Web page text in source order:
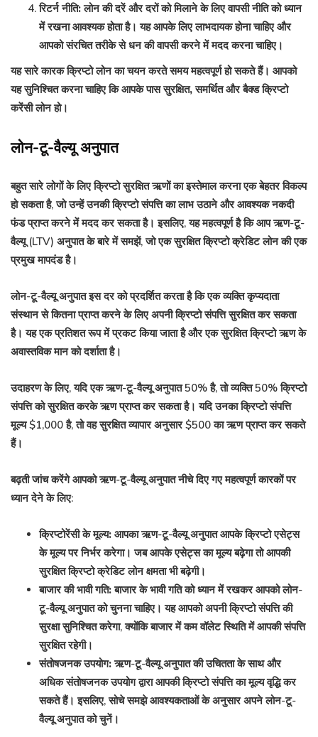
रिटर्न नीति:लोन की दरें और दरों को मिलाने के लिए वापसी नीति को ध्यान
में रखना आवश्यक होता है। यह आपके लिए लाभदायक होना चाहिए और
आपको संरचित तरीके से धन की वापसी करने में मदद करना चाहिए।
यह सारे कारक क्रिप्टो लोन का चयन करते समय महत्वपूर्ण हो सकते हैं। आपको
यह सुनिश्चित करना चाहिए कि आपके पास सुरक्षित, समर्थित और बैक्ड क्रिप्टो
करेंसी लोन हो।
लोन-टू-वैल्यू अनुपात
बहुत सारे लोगों के लिए क्रिप्टो सुरक्षित ऋणों का इस्तेमाल करना एक बेहतर विकल्प
हो सकता है, जो उन्हें उनकी क्रिप्टो संपत्ति का लाभ उठाने और आवश्यक नकदी
फंड प्राप्त करने में मदद कर सकता है। इसलिए, यह महत्वपूर्ण है कि आप ऋण-टू-
वैल्यू (LTV) अनुपात के बारे में समझें, जो एक सुरक्षित क्रिप्टो क्रेडिट लोन की एक
प्रमुख मापदंड है।
लोन-टू-वैल्यू अनुपात इस दर को प्रदर्शित करता है कि एक व्यक्ति कृप्यदाता
संस्थान से कितना प्राप्त करने के लिए अपनी क्रिप्टो संपत्ति सुरक्षित कर सकता
है। यह एक प्रतिशत रूप में प्रकट किया जाता है और एक सुरक्षित क्रिप्टो ऋण के
अवास्तविक मान को दर्शाता है।
उदाहरण के लिए, यदि एक ऋण-टू-वैल्यू अनुपात 50% है, तो व्यक्ति 50% क्रिप्टो
संपत्ति को सुरक्षित करके ऋण प्राप्त कर सकता है। यदि उनका क्रिप्टो संपत्ति
मूल्य $1,000 है, तो वह सुरक्षित व्यापार अनुसार $500 का ऋण प्राप्त कर सकते
हैं।
बढ़ती जांच करेंगे आपको ऋण-टू-वैल्यू अनुपात नीचे दिए गए महत्वपूर्ण कारकों पर
ध्यान देने के लिए:
क्रिप्टोरेंसी के मूल्य: आपका ऋण-टू-वैल्यू अनुपात आपके क्रिप्टो एसेट्स
के मूल्य पर निर्भर करेगा। जब आपके एसेट्स का मूल्य बढ़ेगा तो आपकी
सुरक्षित क्रिप्टो क्रेडिट लोन क्षमता भी बढ़ेगी।
बाजार की भावी गति:बाजार के भावी गति को ध्यान में रखकर आपको लोन-
टू-वैल्यू अनुपात को चुनना चाहिए। यह आपको अपनी क्रिप्टो संपत्ति की
सुरक्षा सुनिश्चित करेगा, क्योंकि बाजार में कम वॉलेट स्थिति में आपकी संपत्ति
सुरक्षित रहेगी।
संतोषजनक उपयोग:ऋण-टू-वैल्यू अनुपात की उचितता के साथ और
अधिक संतोषजनक उपयोग द्वारा आपकी क्रिप्टो संपत्ति का मूल्य वृद्धि कर
सकते हैं। इसलिए, सोचे समझे आवश्यकताओं के अनुसार अपने लोन-टू-
वैल्यू अनुपात को चुनें।